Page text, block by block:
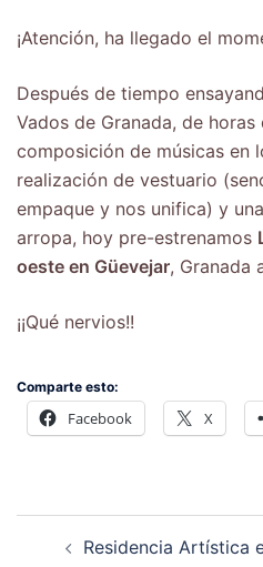
¡Atención, ha llegado el
Después de tiempo
Vados de Granada, de
composición de músicas en
realización de vestuario
empaque y nos unifica) y
arropa, hoy pre-estrenamos
oeste en Güevejar, Granada
¡¡Qué nervios!!
Comparte esto:
Facebook X
Residencia Artística